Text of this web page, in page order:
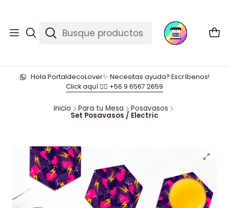
Hola PortaldecoLover✨ Necesitas ayuda? Escríbenos!
Click aquí 👉🏼 +56 9 6567 2659
Inicio Para tu Mesa Posavasos
Set Posavasos / Electric